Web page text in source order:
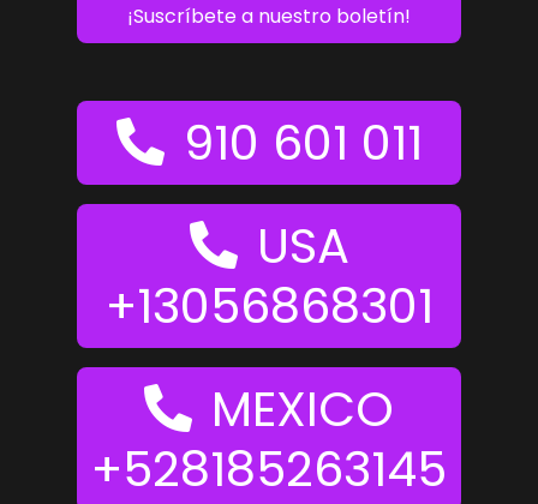
¡Suscríbete a nuestro boletín!
910 601 011
USA
+13056868301
MEXICO
+528185263145